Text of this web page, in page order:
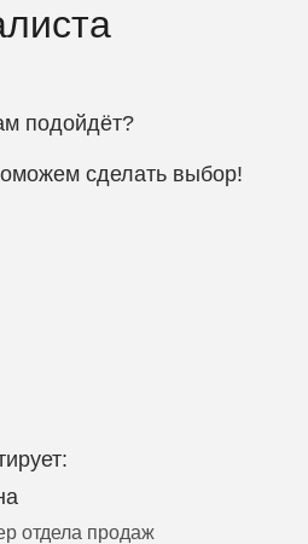
подойдёт?
сделать выбор!
отдела продаж